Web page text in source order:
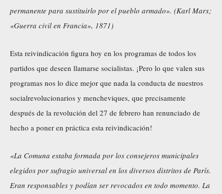
permanente para sustituirlo por el pueblo armado». (Karl Marx;
«Guerra civil en Francia», 1871)
Esta reivindicación figura hoy en los programas de todos los
partidos que deseen llamarse socialistas. ¡Pero lo que valen sus
programas nos lo dice mejor que nada la conducta de nuestros
socialrevolucionarios y mencheviques, que precisamente
después de la revolución del 27 de febrero han renunciado de
hecho a poner en práctica esta reivindicación!
«La Comuna estaba formada por los consejeros municipales
elegidos por sufragio universal en los diversos distritos de París.
Eran responsables y podían ser revocados en todo momento. La